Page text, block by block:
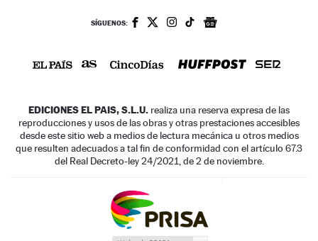
SÍGUENOS:
EDICIONES EL PAIS, S.L.U. realiza una reserva expresa de las
reproducciones y usos de las obras y otras prestaciones accesibles
desde este sitio web a medios de lectura mecánica u otros medios
que resulten adecuados a tal fin de conformidad con el artículo 67.3
del Real Decreto-ley 24/2021, de 2 de noviembre.